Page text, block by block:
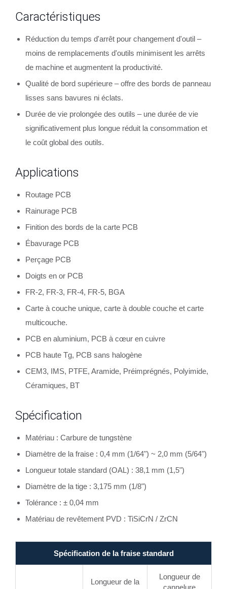
Caractéristiques
Réduction du temps d'arrêt pour changement d'outil –
moins de remplacements d'outils minimisent les arrêts
de machine et augmentent la productivité.
Qualité de bord supérieure – offre des bords de panneau
lisses sans bavures ni éclats.
Durée de vie prolongée des outils – une durée de vie
significativement plus longue réduit la consommation et
le coût global des outils.
Applications
Routage PCB
Rainurage PCB
Finition des bords de la carte PCB
Ébavurage PCB
Perçage PCB
Doigts en or PCB
FR-2, FR-3, FR-4, FR-5, BGA
Carte à couche unique, carte à double couche et carte
multicouche.
PCB en aluminium, PCB à cœur en cuivre
PCB haute Tg, PCB sans halogène
CEM3, IMS, PTFE, Aramide, Préimprégnés, Polyimide,
Céramiques, BT
Spécification
Matériau : Carbure de tungstène
Diamètre de la fraise : 0,4 mm (1/64") ~ 2,0 mm (5/64")
Longueur totale standard (OAL) : 38,1 mm (1,5")
Diamètre de la tige : 3,175 mm (1/8")
Tolérance : ± 0,04 mm
Matériau de revêtement PVD : TiSiCrN / ZrCN
Spécification de la fraise standard
Longueur de la
Longueur de
cannelure